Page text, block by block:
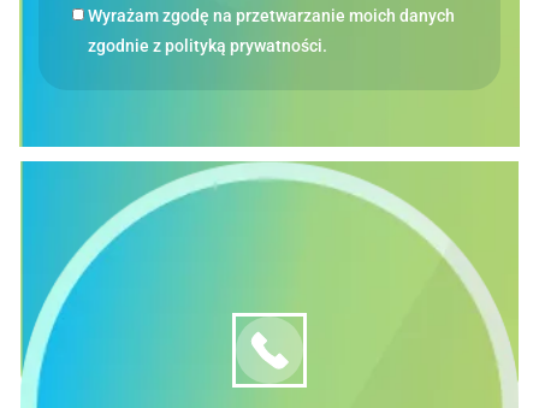
Wyrażam zgodę na przetwarzanie moich danych
zgodnie z polityką prywatności.